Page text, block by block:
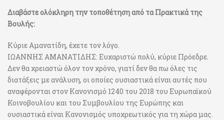
Διαβάστε ολόκληρη την τοποθέτηση από τα Πρακτικά της
Βουλής:
Κύριε Αμανατίδη, έχετε τον λόγο.
ΙΩΑΝΝΗΣ ΑΜΑΝΑΤΙΔΗΣ: Ευχαριστώ πολύ, κύριε Πρόεδρε.
Δεν θα χρειαστώ όλον τον χρόνο, γιατί δεν θα πω όλες τις
διατάξεις με ανάλυση, οι οποίες ουσιαστικά είναι αυτές που
αναφέρονται στον Κανονισμό 1240 του 2018 του Ευρωπαϊκού
Κοινοβουλίου και του Συμβουλίου της Ευρώπης και
ουσιαστικά είναι Κανονισμός υποχρεωτικός για τη χώρα μας.